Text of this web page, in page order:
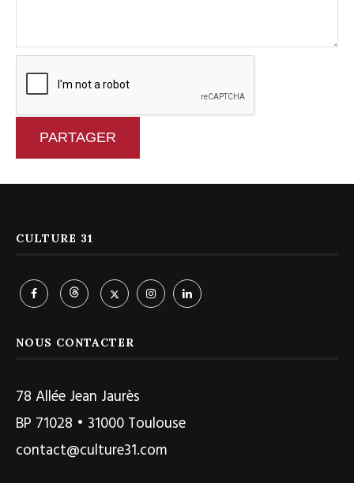
PARTAGER
CULTURE 31
NOUS CONTACTER
78 Allée Jean Jaurès
BP 71028 • 31000 Toulouse
contact@culture31.com